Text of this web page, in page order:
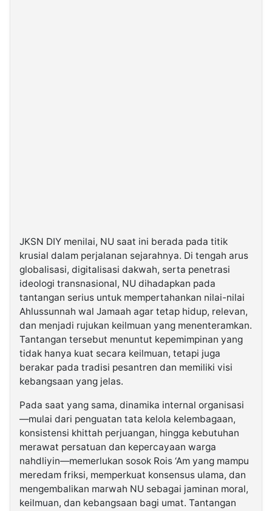
JKSN DIY menilai, NU saat ini berada pada titik
krusial dalam perjalanan sejarahnya. Di tengah arus
globalisasi, digitalisasi dakwah, serta penetrasi
ideologi transnasional, NU dihadapkan pada
tantangan serius untuk mempertahankan nilai-nilai
Ahlussunnah wal Jamaah agar tetap hidup, relevan,
dan menjadi rujukan keilmuan yang menenteramkan.
Tantangan tersebut menuntut kepemimpinan yang
tidak hanya kuat secara keilmuan, tetapi juga
berakar pada tradisi pesantren dan memiliki visi
kebangsaan yang jelas.
Pada saat yang sama, dinamika internal organisasi
—mulai dari penguatan tata kelola kelembagaan,
konsistensi khittah perjuangan, hingga kebutuhan
merawat persatuan dan kepercayaan warga
nahdliyin—memerlukan sosok Rois ‘Am yang mampu
meredam friksi, memperkuat konsensus ulama, dan
mengembalikan marwah NU sebagai jaminan moral,
keilmuan, dan kebangsaan bagi umat. Tantangan